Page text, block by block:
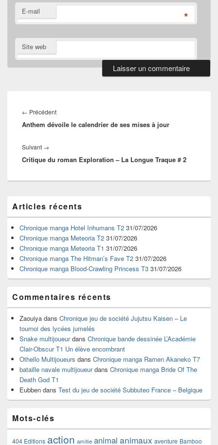
E-mail *
Site web
de
l’article
← PrécédentArticle
précédent :
Anthem dévoile le calendrier de ses mises à jour
Suivant →
suivant :
Critique du roman Exploration – La Longue Traque # 2
principale
de
widget
pour
barre
latérale
Articles récents
Chronique manga Hotel Inhumans T2 31/07/2026
Chronique manga Meteoria T2 31/07/2026
Chronique manga Meteoria T1 31/07/2026
Chronique manga The Hitman’s Fave T2 31/07/2026
Chronique manga Blood-Crawling Princess T3 31/07/2026
Commentaires récents
Zaouiya dans Chronique jeu de société Jujutsu Kaisen – Le
tournoi des lycées jumelés
Snake multijoueurdans Chronique bande dessinée L’Académie
Clair-Obscur T1 Un élève encombrant
Othello Multijoueurs dans Chronique manga Ramen Akaneko T7
bataille navale multijoueurdans Chronique manga Bride Of The
Death God T1
Eubben dans Test du jeu de société Subbuteo France – Belgique
Mots-clés
404 Editions action amitie animal animaux aventure Bamboo